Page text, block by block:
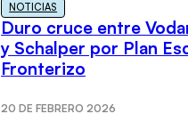
NOTICIAS
Duro cruce entre
y Schalper por Plan
Fronterizo
20 DE FEBRERO 2026